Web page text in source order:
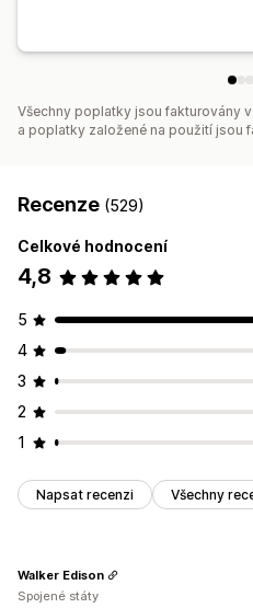
Všechny poplatky jsou fakturovány
a poplatky založené na použití jsou
Recenze (529)
Celkové hodnocení
4,8
5
4
3
2
1
Napsat recenzi Všechny
Walker Edison
Spojené státy